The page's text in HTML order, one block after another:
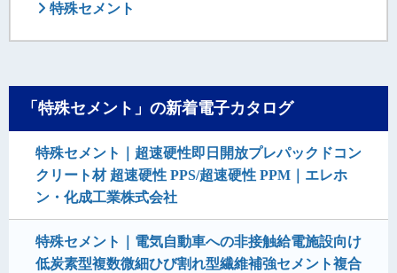
特殊セメント
「特殊セメント」の新着電子カタログ
特殊セメント｜超速硬性即日開放プレパックドコン
クリート材 超速硬性 PPS/超速硬性 PPM｜エレホ
ン・化成工業株式会社
特殊セメント｜電気自動車への非接触給電施設向け
低炭素型複数微細ひび割れ型繊維補強セメント複合